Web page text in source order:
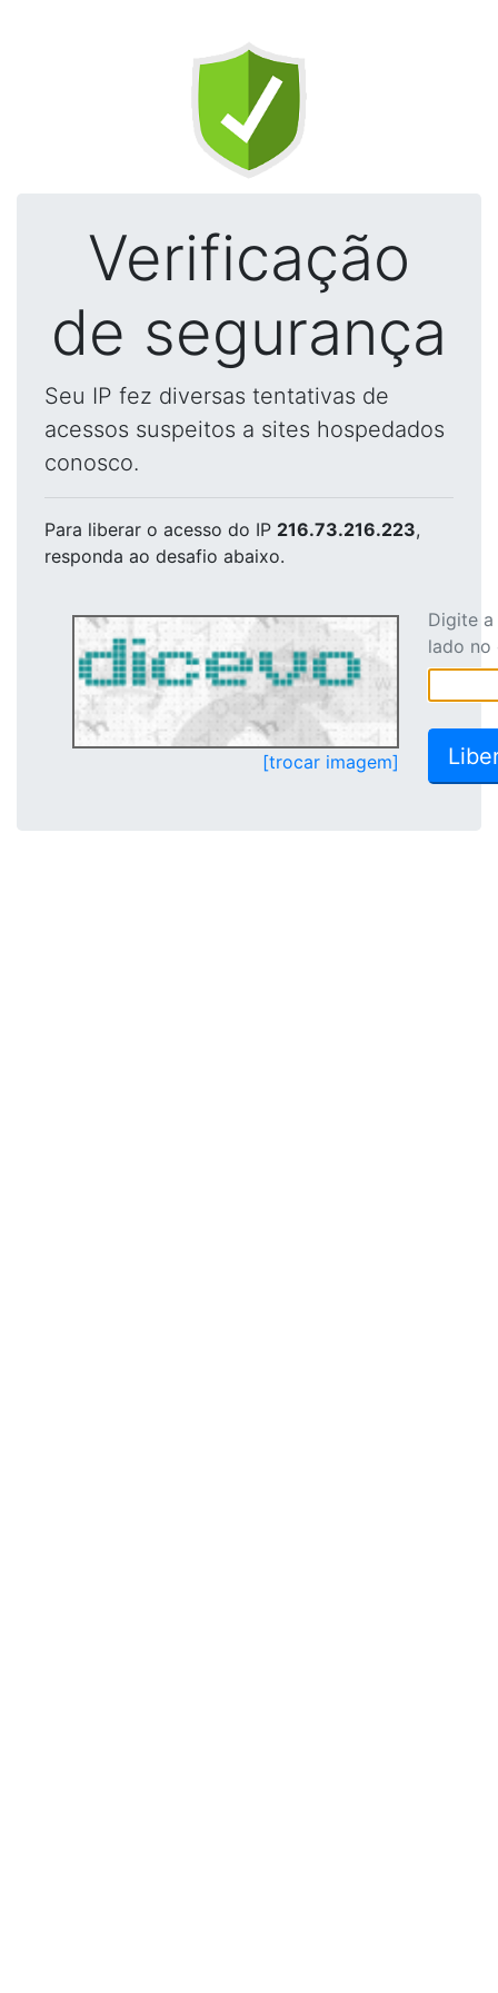
Verificação
de segurança
Seu IP fez diversas tentativas de
acessos suspeitos a sites hospedados
conosco.
Para liberar o acesso do IP 216.73.216.223,
responda ao desafio abaixo.
[trocar imagem]
Digite
lado no